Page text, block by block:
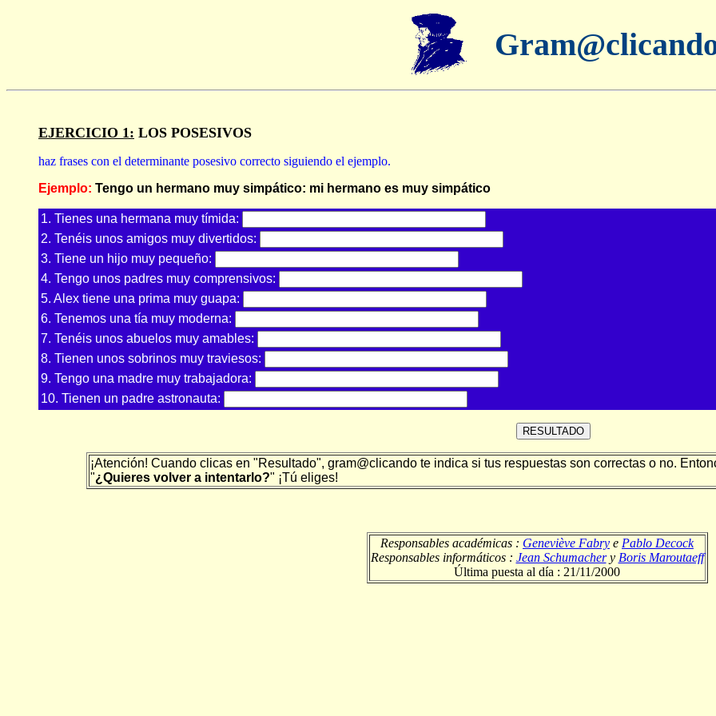
EJERCICIO 1: LOS POSESIVOS
haz frases con el determinante posesivo correcto siguiendo el ejemplo.
Ejemplo: Tengo un hermano muy simpático: mi hermano es muy simpático
1. Tienes una hermana muy tímida:
2. Tenéis unos amigos muy divertidos:
3. Tiene un hijo muy pequeño:
4. Tengo unos padres muy comprensivos:
5. Alex tiene una prima muy guapa:
6. Tenemos una tía muy moderna:
7. Tenéis unos abuelos muy amables:
8. Tienen unos sobrinos muy traviesos:
9. Tengo una madre muy trabajadora:
10. Tienen un padre astronauta:
¡Atención! Cuando clicas en "Resultado", gram@clicando te indica si tus respuestas son correctas o no.
"¿Quieres volver a intentarlo?" ¡Tú eliges!
Responsables académicas : Geneviève Fabry e Pablo Decock
Responsables informáticos : Jean Schumachery Boris Maroutaeff
Última puesta al día : 21/11/2000